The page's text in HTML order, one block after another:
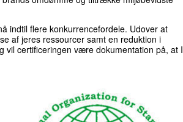
indtil flere konkurrencefordele. Udover at
af jeres ressourcer samt en reduktion i
vil certificeringen være dokumentation på, at I